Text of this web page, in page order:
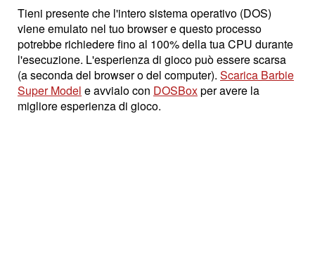
Tieni presente che l'intero sistema operativo (DOS)
viene emulato nel tuo browser e questo processo
potrebbe richiedere fino al 100% della tua CPU durante
l'esecuzione. L'esperienza di gioco può essere scarsa
(a seconda del browser o del computer). Scarica Barbie
Super Model e avvialo con DOSBoxper avere la
migliore esperienza di gioco.